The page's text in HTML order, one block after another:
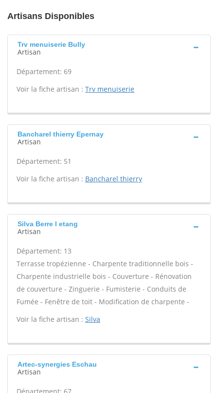
Artisans Disponibles
Trv menuiserie Bully
Artisan
Département: 69
Voir la fiche artisan : Trv menuiserie
Bancharel thierry Epernay
Artisan
Département: 51
Voir la fiche artisan : Bancharel thierry
Silva Berre l etang
Artisan
Département: 13
Terrasse tropézienne - Charpente traditionnelle bois -
Charpente industrielle bois - Couverture - Rénovation
de couverture - Zinguerie - Fumisterie - Conduits de
Fumée - Fenêtre de toit - Modification de charpente -
Voir la fiche artisan : Silva
Artec-synergies Eschau
Artisan